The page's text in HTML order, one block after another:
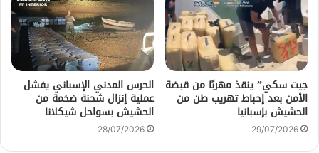
جيت سكي” ينقذ مهربًا من قبضة
الأمن بعد إحباط تهريب طن من
الحشيش بإسبانيا
29/07/2026
الحرس المدني الإسباني يفشل
عملية إنزال شحنة ضخمة من
الحشيش بسواحل شيكلانا
28/07/2026